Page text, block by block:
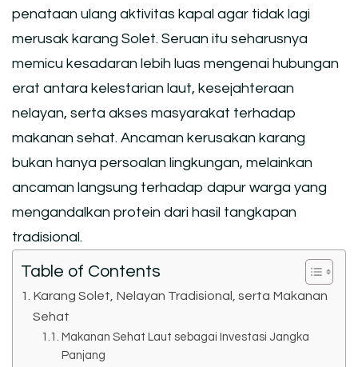
penataan ulang aktivitas kapal agar tidak lagi
merusak karang Solet. Seruan itu seharusnya
memicu kesadaran lebih luas mengenai hubungan
erat antara kelestarian laut, kesejahteraan
nelayan, serta akses masyarakat terhadap
makanan sehat. Ancaman kerusakan karang
bukan hanya persoalan lingkungan, melainkan
ancaman langsung terhadap dapur warga yang
mengandalkan protein dari hasil tangkapan
tradisional.
Table of Contents
Karang Solet, Nelayan Tradisional, serta Makanan
Sehat
Makanan Sehat Laut sebagai Investasi Jangka
Panjang